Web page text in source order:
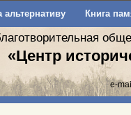
альтернативу Книга
«Центр
e-